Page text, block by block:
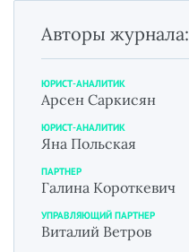
Авторы журнала:
ЮРИСТ-АНАЛИТИК
Арсен Саркисян
ЮРИСТ-АНАЛИТИК
Яна Польская
ПАРТНЕР
Галина Короткевич
УПРАВЛЯЮЩИЙ ПАРТНЕР
Виталий Ветров